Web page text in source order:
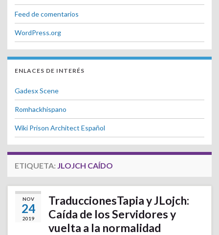
Feed de comentarios
WordPress.org
ENLACES DE INTERÉS
Gadesx Scene
Romhackhispano
Wiki Prison Architect Español
ETIQUETA: JLOJCH CAÍDO
NOV
24
2019
TraduccionesTapia y JLojch:
Caída de los Servidores y
vuelta a la normalidad